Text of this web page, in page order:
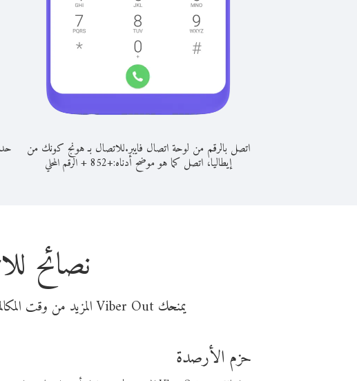
اتصل بالرقم من لوحة اتصال فايبر.للاتصال بـ هونج كونك من
إيطاليا، اتصل كما هو موضح أدناه:+
852
+الرقم المحلي
نصائح
يمنحك Viber Out المزيد من وقت المكالمة مقابل تكلفة أقل من المال. اختر من أحد خيارات الاتصال المرنة ذات السعر المنخفض:
حزم الأرصدة